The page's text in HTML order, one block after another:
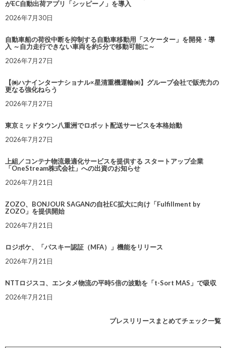
がEC自動出荷アプリ「シッピーノ」を導入
2026年7月30日
自動車船の荷役中断を抑制する自動車移動用「スケーター」を開発・導
入 ～自力走行できない車両を約5分で移動可能に～
2026年7月27日
【㈱ハナインターナショナル×星清重機運輸㈱】グループ会社で販売力の
更なる強化ねらう
2026年7月27日
東京ミッドタウン八重洲でロボット配送サービスを本格始動
2026年7月27日
上組／コンテナ物流最適化サービスを提供する スタートアップ企業
「OneStream株式会社」への出資のお知らせ
2026年7月21日
ZOZO、BONJOUR SAGANの自社EC拡大に向け「Fulfillment by
ZOZO」を提供開始
2026年7月21日
ロジポケ、「パスキー認証（MFA）」機能をリリース
2026年7月21日
NTTロジスコ、エンタメ物流の平時5倍の波動を「t-Sort MAS」で吸収
2026年7月21日
プレスリリースまとめてチェック一覧